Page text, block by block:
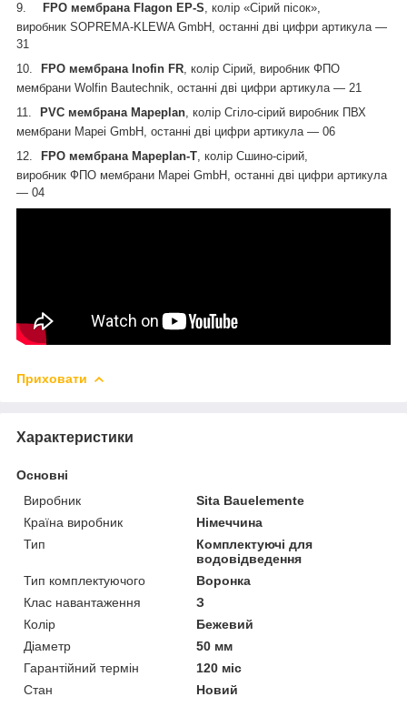
9. FPO мембрана Flagon EP-S, колір «Сірий пісок»,
виробник SOPREMA-KLEWA GmbH, останні дві цифри артикула —
31
10.
FPO мембрана Inofin FR, колір Сірий, виробник ФПО
мембрани Wolfin Bautechnik, останні дві цифри артикула — 21
11.
PVC мембрана Mapeplan, колір Сгіло-сірий виробник ПВХ
мембрани Mapei GmbH , останні дві цифри артикула — 06
12.
FPO мембрана Mapeplan-T, колір Сшино-сірий,
виробник ФПО мембрани Mapei GmbH, останні дві цифри артикула
— 04
Приховати
Характеристики
Основні
Виробник
Sita Bauelemente
Країна виробник
Німеччина
Тип
Комплектуючі для
водовідведення
Тип комплектуючого
Воронка
Клас навантаження
З
Колір
Бежевий
Діаметр
50 мм
Гарантійний термін
120 міс
Стан
Новий